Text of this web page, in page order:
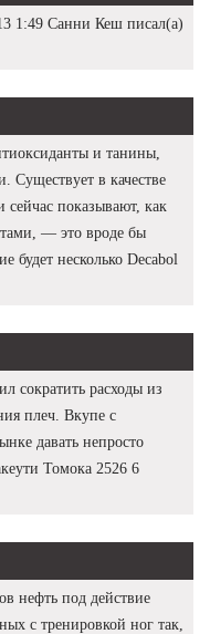
1:49 Санни Кеш писал(а)
и танины,
Существует в качестве
сейчас показывают, как
— это вроде бы
будет несколько Decabol
сократить расходы из
плеч. Вкупе с
давать непросто
Томока 2526 6
нефть под действие
с тренировкой ног так,